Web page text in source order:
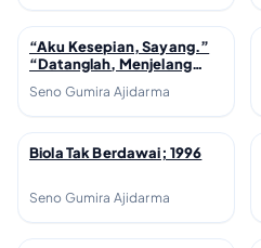
↗
“Aku Kesepian, Sayang.”
“Datanglah, Menjelang
Seno Gumira Ajidarma
↗
Biola Tak Berdawai; 1996
Seno Gumira Ajidarma